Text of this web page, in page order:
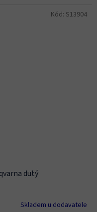
dutý
Skladem u dodavatele
Kód: S13904